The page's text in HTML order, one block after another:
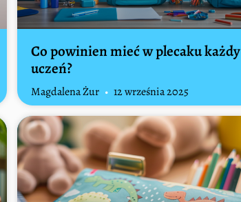
Co powinien mieć w plecaku każdy
uczeń?
Magdalena Żur 12 września 2025